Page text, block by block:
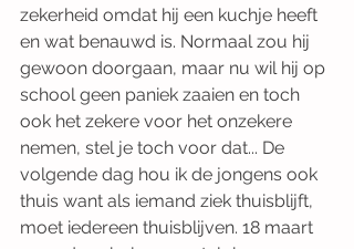
zekerheid omdat hij een kuchje heeft
en wat benauwd is. Normaal zou hij
gewoon doorgaan, maar nu wil hij op
school geen paniek zaaien en toch
ook het zekere voor het onzekere
nemen, stel je toch voor dat... De
volgende dag hou ik de jongens ook
thuis want als iemand ziek thuisblijft,
moet iedereen thuisblijven. 18 maart